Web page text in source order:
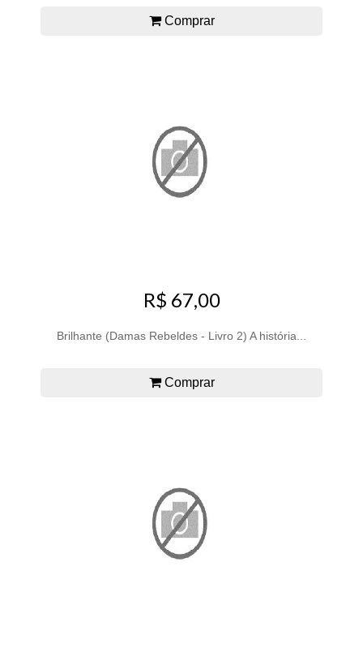
Comprar
R$ 67,00
Brilhante (Damas Rebeldes - Livro 2) A história...
Comprar